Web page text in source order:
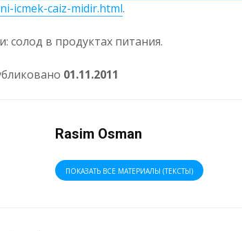
icmek-caiz-midir.html.
солод в продуктах питания.
01.11.2011
Rasim Osman
ПОКАЗАТЬ ВСЕ МАТЕРИАЛЫ (ТЕКСТЫ)